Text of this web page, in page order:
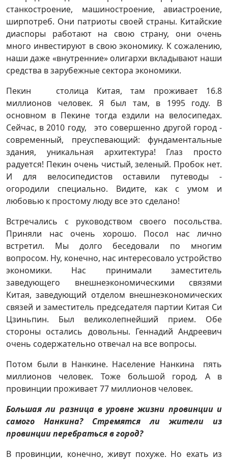
станкостроение, машиностроение, авиастроение,
ширпотреб. Они патриоты своей страны. Китайские
диаспоры работают на свою страну, они очень
много инвестируют в свою экономику. К сожалению,
наши даже «внутренние» олигархи вкладывают наши
средства в зарубежные сектора экономики.
Пекин столица Китая, там проживает 16.8
миллионов человек. Я был там, в 1995 году. В
основном в Пекине тогда ездили на велосипедах.
Сейчас, в 2010 году, это совершенно другой город -
современный, преуспевающий: фундаментальные
здания, уникальная архитектура! Глаз просто
радуется! Пекин очень чистый, зеленый. Пробок нет.
И для велосипедистов оставили путеводы -
огородили специально. Видите, как с умом и
любовью к простому люду все это сделано!
Встречались с руководством своего посольства.
Приняли нас очень хорошо. Посол нас лично
встретил. Мы долго беседовали по многим
вопросом. Ну, конечно, нас интересовало устройство
экономики. Нас принимали заместитель
заведующего внешнеэкономическими связями
Китая, заведующий отделом внешнеэкономических
связей и заместитель председателя партии Китая Си
Цзиньпин. Был великолепнейший прием. Обе
стороны остались довольны. Геннадий Андреевич
очень содержательно отвечал на все вопросы.
Потом были в Нанкине. Население Нанкина пять
миллионов человек. Тоже большой город. А в
провинции проживает 77 миллионов человек.
Большая ли разница в уровне жизни провинции и
самого Нанкина? Стремятся ли жители из
провинции перебраться в город?
В провинции, конечно, живут похуже. Но ехать из